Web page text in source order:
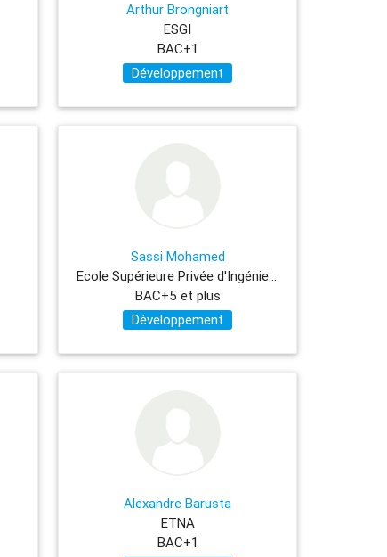
Arthur Brongniart
ESGI
BAC+1
Développement
Sassi Mohamed
Ecole Supérieure Privée d'Ingénierie et de Technologies
BAC+5 et plus
Développement
Alexandre Barusta
ETNA
BAC+1